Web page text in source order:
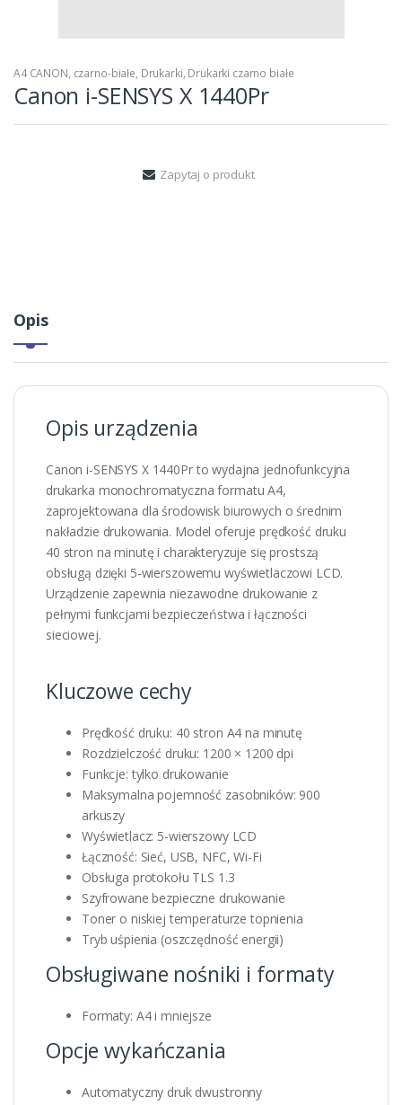
A4 CANON, czarno-białe, Drukarki, Drukarki czarno białe
Canon i-SENSYS X 1440Pr
Zapytaj o produkt
Opis
Opis urządzenia
Canon i-SENSYS X 1440Pr to wydajna jednofunkcyjna
drukarka monochromatyczna formatu A4,
zaprojektowana dla środowisk biurowych o średnim
nakładzie drukowania. Model oferuje prędkość druku
40 stron na minutę i charakteryzuje się prostszą
obsługą dzięki 5-wierszowemu wyświetlaczowi LCD.
Urządzenie zapewnia niezawodne drukowanie z
pełnymi funkcjami bezpieczeństwa i łączności
sieciowej.
Kluczowe cechy
Prędkość druku: 40 stron A4 na minutę
Rozdzielczość druku: 1200 × 1200 dpi
Funkcje: tylko drukowanie
Maksymalna pojemność zasobników: 900
arkuszy
Wyświetlacz: 5-wierszowy LCD
Łączność: Sieć, USB, NFC, Wi-Fi
Obsługa protokołu TLS 1.3
Szyfrowane bezpieczne drukowanie
Toner o niskiej temperaturze topnienia
Tryb uśpienia (oszczędność energii)
Obsługiwane nośniki i formaty
Formaty: A4 i mniejsze
Opcje wykańczania
Automatyczny druk dwustronny